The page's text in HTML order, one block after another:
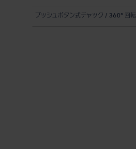
プッシュボタン式チャック / 360° 回転